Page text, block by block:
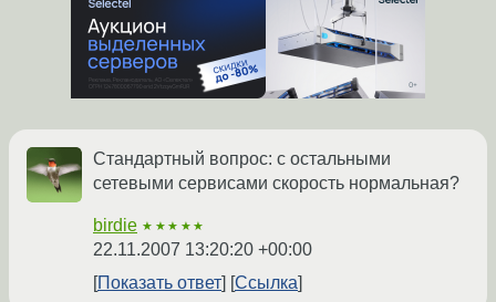
Стандартный вопрос: с остальными
сетевыми сервисами скорость нормальная?
birdie ★★★★★
22.11.2007 13:20:20 +00:00
Показать ответ
Ссылка